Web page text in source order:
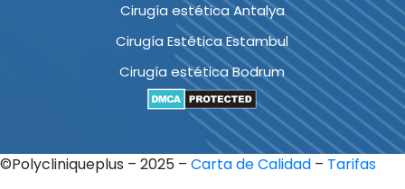
Cirugía estética Antalya
Cirugía Estética Estambul
Cirugía estética Bodrum
©Polycliniqueplus – 2025 – Carta de Calidad – Tarifas